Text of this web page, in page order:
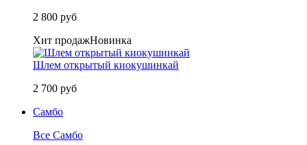
2 800 руб
Хит продажНовинка
Шлем открытый киокушинкай
2 700 руб
Самбо
Все Самбо